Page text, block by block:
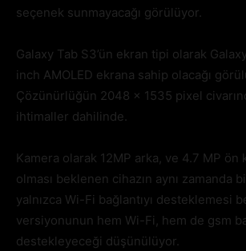
seçenek sunmayacağı görülüyor.
Galaxy Tab S3’ün ekran tipi olarak
inch AMOLED ekrana sahip olacağı
Çözünürlüğün 2048 x 1535 pixel
ihtimaller dahilinde.
Kamera olarak 12MP arka, ve 4.7 MP ön
olması beklenen cihazın aynı zamanda
yalnızca Wi-Fi bağlantıyı desteklemesi
versiyonunun hem Wi-Fi, hem de gsm
destekleyeceği düşünülüyor.